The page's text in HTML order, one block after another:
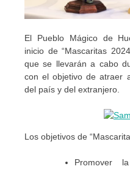
El Pueblo Mágico de
inicio de “Mascaritas
que se llevarán a cabo
con el objetivo de atraer
del país y del extranjero.
Los objetivos de
Promover